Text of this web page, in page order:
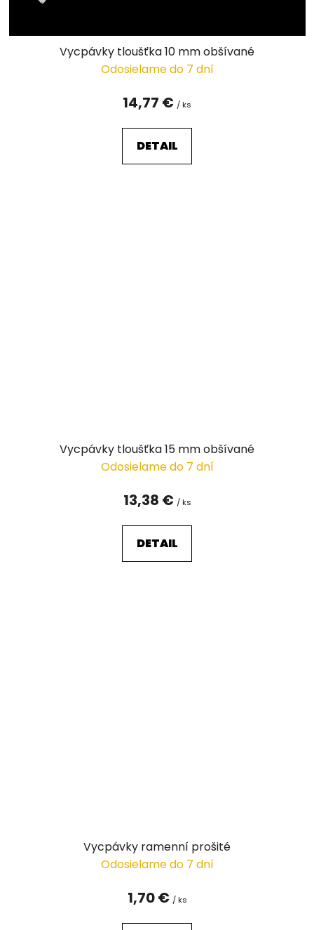
Vycpávky tloušťka 10 mm obšívané
Odosielame do 7 dní
14,77 € / ks
DETAIL
Vycpávky tloušťka 15 mm obšívané
Odosielame do 7 dní
13,38 € / ks
DETAIL
Vycpávky ramenní prošité
Odosielame do 7 dní
1,70 € / ks